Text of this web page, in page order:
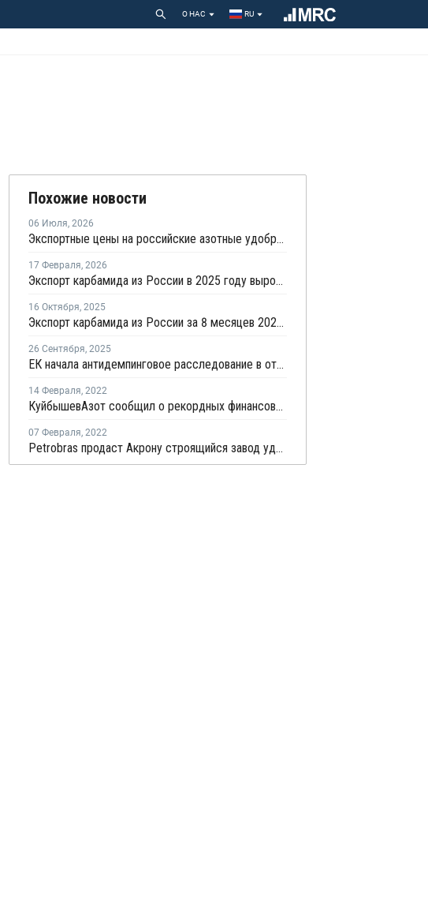
О НАС RU
Похожие новости
06 Июля, 2026
Экспортные цены на российские азотные удобрения снизились на 22-40%
17 Февраля, 2026
Экспорт карбамида из России в 2025 году вырос на 11%
16 Октября, 2025
Экспорт карбамида из России за 8 месяцев 2025 года вырос на 19%
26 Сентября, 2025
ЕК начала антидемпинговое расследование в отношении российского карбамида
14 Февраля, 2022
КуйбышевАзот сообщил о рекордных финансовых и производственных показателях в 2021 году
07 Февраля, 2022
Petrobras продаст Акрону строящийся завод удобрений на юго-западе Бразилии